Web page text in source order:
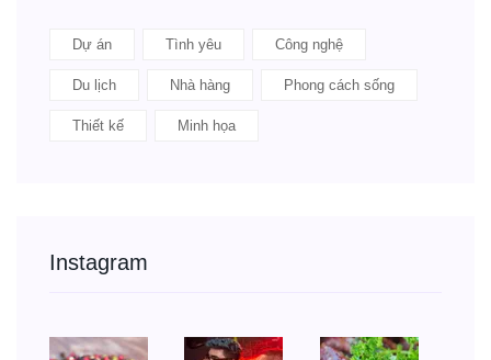
Dự án Tình yêu Công nghệ
Du lịch Nhà hàng Phong cách sống
Thiết kế Minh họa
Instagram